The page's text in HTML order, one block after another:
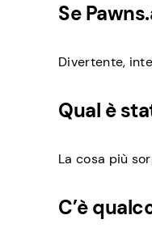
Se
Divertente,
Qual è
La cosa più
C’è